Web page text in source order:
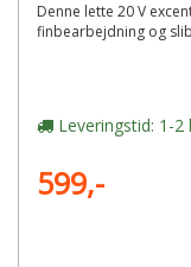
Denne lette 20 V
finbearbejdning og
Leveringstid: 1-2
599,-